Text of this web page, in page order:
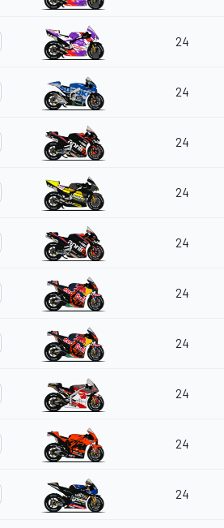
24
24
24
24
24
24
24
24
24
24